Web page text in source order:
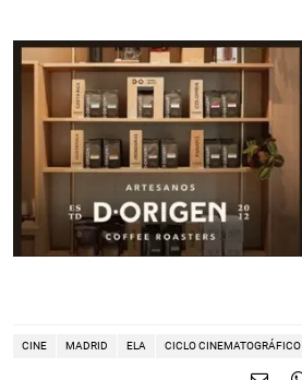
CINE MADRID ELA CICLO CINEMATOGRÁFICO